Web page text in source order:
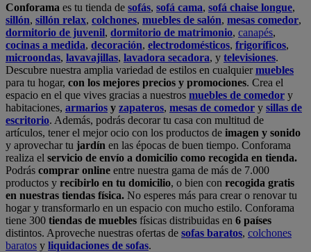
Conforama es tu tienda de sofás, sofá cama, sofá chaise longue,
sillón, sillón relax, colchones, muebles de salón, mesas comedor,
dormitorio de juvenil, dormitorio de matrimonio, canapés,
cocinas a medida, decoración, electrodomésticos, frigoríficos,
microondas, lavavajillas, lavadora secadora, y televisiones.
Descubre nuestra amplia variedad de estilos en cualquiermuebles
para tu hogar, con los mejores precios y promociones. Crea el
espacio en el que vives gracias a nuestros muebles de comedor y
habitaciones, armarios y zapateros, mesas de comedor y sillas de
escritorio. Además, podrás decorar tu casa con multitud de
artículos, tener el mejor ocio con los productos de imagen y sonido
y aprovechar tu jardín en las épocas de buen tiempo. Conforama
realiza el servicio de envío a domicilio como recogida en tienda.
Podrás comprar online entre nuestra gama de más de 7.000
productos y recibirlo en tu domicilio, o bien con recogida gratis
en nuestras tiendas física. No esperes más para crear o renovar tu
hogar y transformarlo en un espacio con mucho estilo. Conforama
tiene 300 tiendas de muebles físicas distribuidas en 6 países
distintos. Aproveche nuestras ofertas de sofas baratos, colchones
baratos y liquidaciones de sofas.